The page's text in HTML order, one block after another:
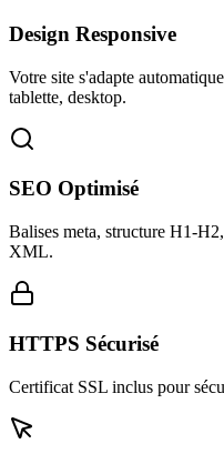
Design Responsive
Votre site s'adapte
tablette, desktop.
SEO Optimisé
Balises meta, structure H1-
XML.
HTTPS Sécurisé
Certificat SSL inclus pour